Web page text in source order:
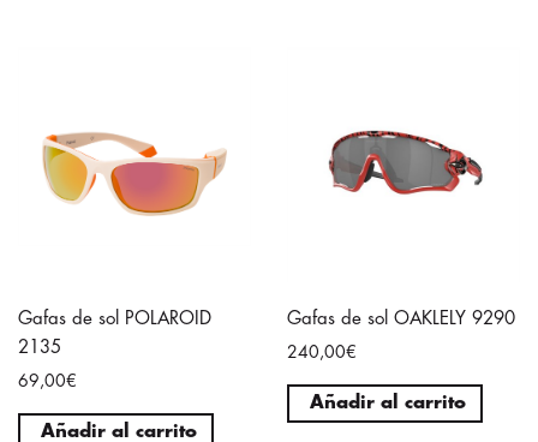
Gafas de sol POLAROID
2135
69,00€
Añadir al carrito
Gafas de sol OAKLELY 9290
240,00€
Añadir al carrito